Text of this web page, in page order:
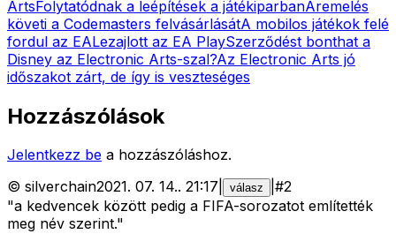
ArtsFolytatódnak a leépítések a játékiparbanÁremelés
követi a Codemasters felvásárlásátA mobilos játékok felé
fordul az EALezajlott az EA PlaySzerződést bonthat a
Disney az Electronic Arts-szal?Az Electronic Arts jó
időszakot zárt, de így is veszteséges
Hozzászólások
Jelentkezz be a hozzászóláshoz.
© silverchain2021. 07. 14.. 21:17 válasz #2
"a kedvencek között pedig a FIFA-sorozatot említették
meg név szerint."